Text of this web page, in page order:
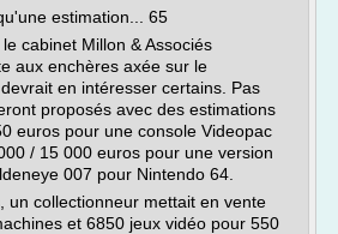
estimation... 65
cabinet Millon & Associés
aux enchères axée sur le
en intéresser certains. Pas
proposés avec des estimations
euros pour une console Videopac
/ 15 000 euros pour une version
007 pour Nintendo 64.
un collectionneur mettait en vente
et 6850 jeux vidéo pour 550